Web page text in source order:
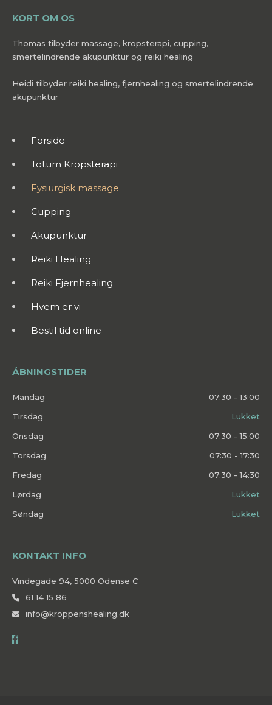
KORT OM OS
Thomas tilbyder massage, kropsterapi, cupping,
smertelindrende akupunktur og reiki healing
Heidi tilbyder reiki healing, fjernhealing og smertelindrende
akupunktur
Forside
Totum Kropsterapi
Fysiurgisk massage
Cupping
Akupunktur
Reiki Healing
Reiki Fjernhealing
Hvem er vi
Bestil tid online
ÅBNINGSTIDER
Mandag
07:30 - 13:00
Tirsdag
Lukket
Onsdag
07:30 - 15:00
Torsdag
07:30 - 17:30
Fredag
07:30 - 14:30
Lørdag
Lukket
Søndag
Lukket
KONTAKT INFO
Vindegade 94, 5000 Odense C
61 14 15 86
info@kroppenshealing.dk